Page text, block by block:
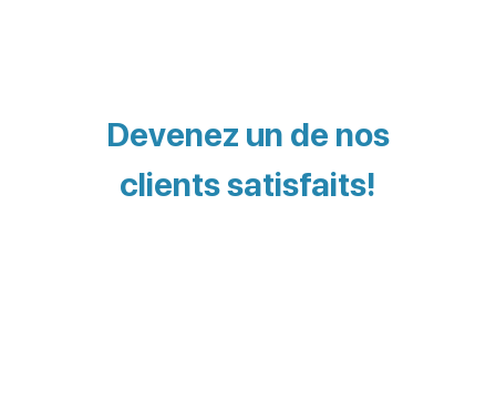
Devenez un de nos
clients satisfaits!